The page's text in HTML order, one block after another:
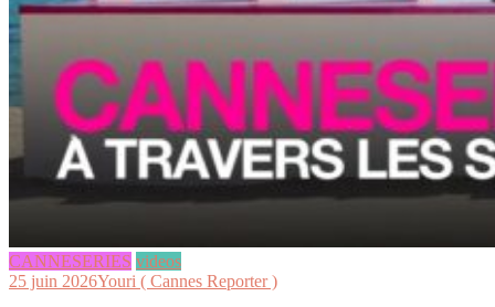
CANNESERIES videos
25 juin 2026Youri ( Cannes Reporter )